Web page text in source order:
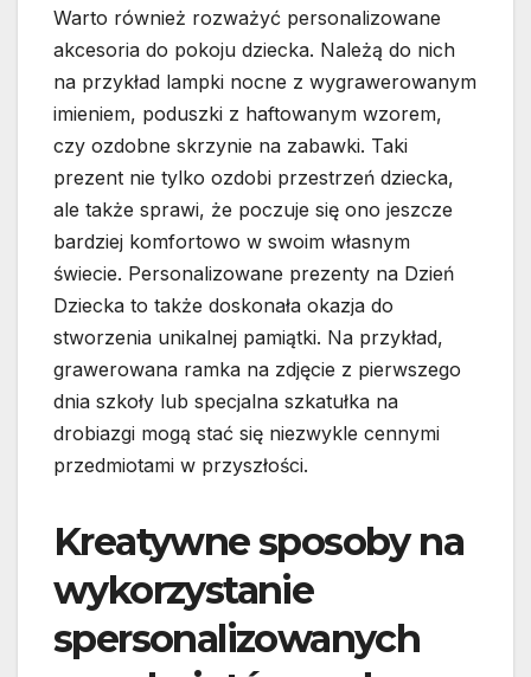
Warto również rozważyć personalizowane
akcesoria do pokoju dziecka. Należą do nich
na przykład lampki nocne z wygrawerowanym
imieniem, poduszki z haftowanym wzorem,
czy ozdobne skrzynie na zabawki. Taki
prezent nie tylko ozdobi przestrzeń dziecka,
ale także sprawi, że poczuje się ono jeszcze
bardziej komfortowo w swoim własnym
świecie. Personalizowane prezenty na Dzień
Dziecka to także doskonała okazja do
stworzenia unikalnej pamiątki. Na przykład,
grawerowana ramka na zdjęcie z pierwszego
dnia szkoły lub specjalna szkatułka na
drobiazgi mogą stać się niezwykle cennymi
przedmiotami w przyszłości.
Kreatywne sposoby na
wykorzystanie
spersonalizowanych